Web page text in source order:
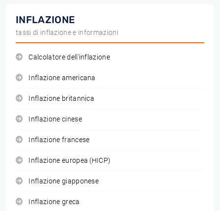
INFLAZIONE
tassi di inflazione e informazioni
Calcolatore dell'inflazione
Inflazione americana
Inflazione britannica
Inflazione cinese
Inflazione francese
Inflazione europea (HICP)
Inflazione giapponese
Inflazione greca